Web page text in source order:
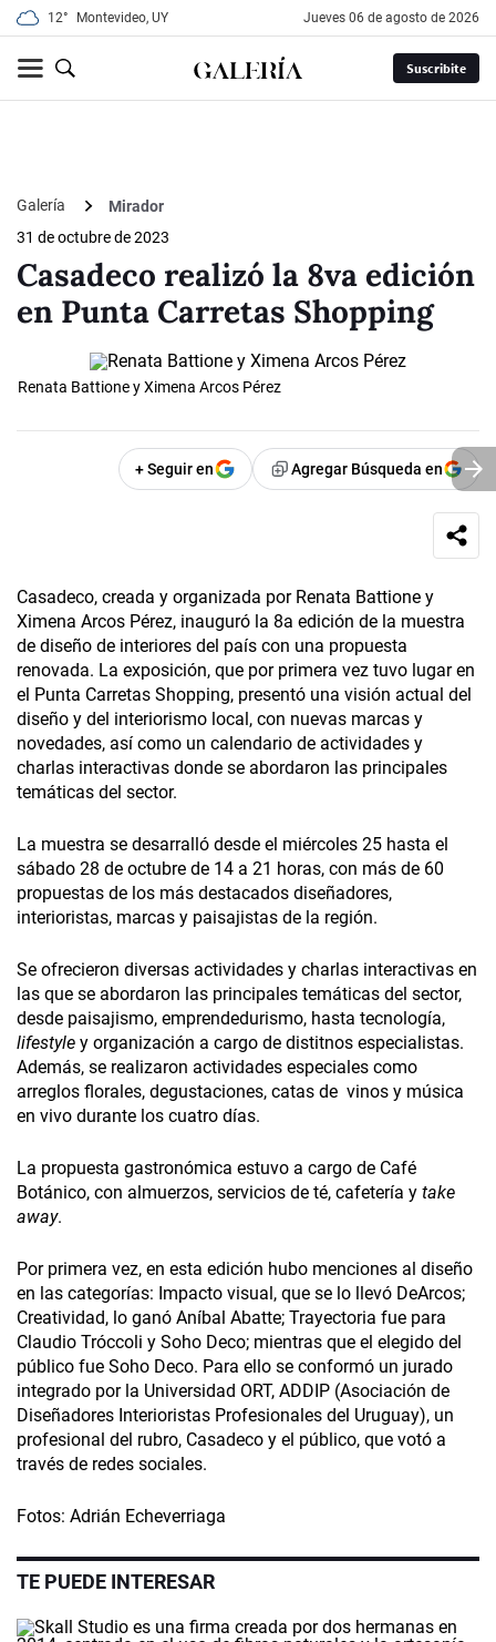
12° Montevideo, UY jueves 06 de agosto de 2026
Suscribite
Galería
Mirador
31 de octubre de 2023
Casadeco realizó la 8va edición
en Punta Carretas Shopping
Renata Battione y Ximena Arcos Pérez
+ Seguir en Agregar Búsqueda en
Casadeco, creada y organizada por Renata Battione y
Ximena Arcos Pérez, inauguró la 8a edición de la muestra
de diseño de interiores del país con una propuesta
renovada. La exposición, que por primera vez tuvo lugar en
el Punta Carretas Shopping, presentó una visión actual del
diseño y del interiorismo local, con nuevas marcas y
novedades, así como un calendario de actividades y
charlas interactivas donde se abordaron las principales
temáticas del sector.
La muestra se desarralló desde el miércoles 25 hasta el
sábado 28 de octubre de 14 a 21 horas, con más de 60
propuestas de los más destacados diseñadores,
interioristas, marcas y paisajistas de la región.
Se ofrecieron diversas actividades y charlas interactivas en
las que se abordaron las principales temáticas del sector,
desde paisajismo, emprendedurismo, hasta tecnología,
lifestyle y organización a cargo de distitnos especialistas.
Además, se realizaron actividades especiales como
arreglos florales, degustaciones, catas de vinos y música
en vivo durante los cuatro días.
La propuesta gastronómica estuvo a cargo de Café
Botánico, con almuerzos, servicios de té, cafetería y take
away.
Por primera vez, en esta edición hubo menciones al diseño
en las categorías: Impacto visual, que se lo llevó DeArcos;
Creatividad, lo ganó Aníbal Abatte; Trayectoria fue para
Claudio Tróccoli y Soho Deco; mientras que el elegido del
público fue Soho Deco. Para ello se conformó un jurado
integrado por la Universidad ORT, ADDIP (Asociación de
Diseñadores Interioristas Profesionales del Uruguay), un
profesional del rubro, Casadeco y el público, que votó a
través de redes sociales.
Fotos: Adrián Echeverriaga
TE PUEDE INTERESAR